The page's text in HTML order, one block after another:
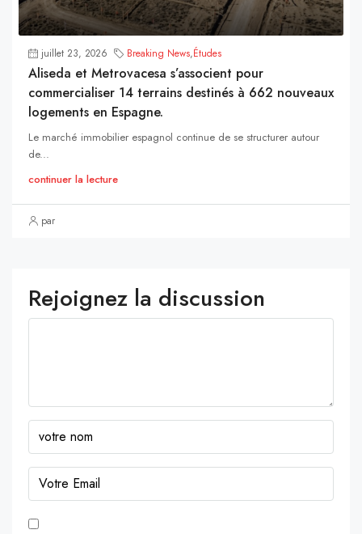
juillet 23, 2026 Breaking News,Études
Aliseda et Metrovacesa s’associent pour
commercialiser 14 terrains destinés à 662 nouveaux
logements en Espagne.
Le marché immobilier espagnol continue de se structurer autour
de...
continuer la lecture
par
Rejoignez la discussion